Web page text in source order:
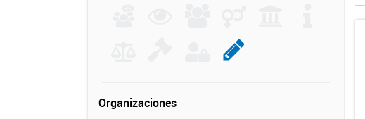
Organizaciones